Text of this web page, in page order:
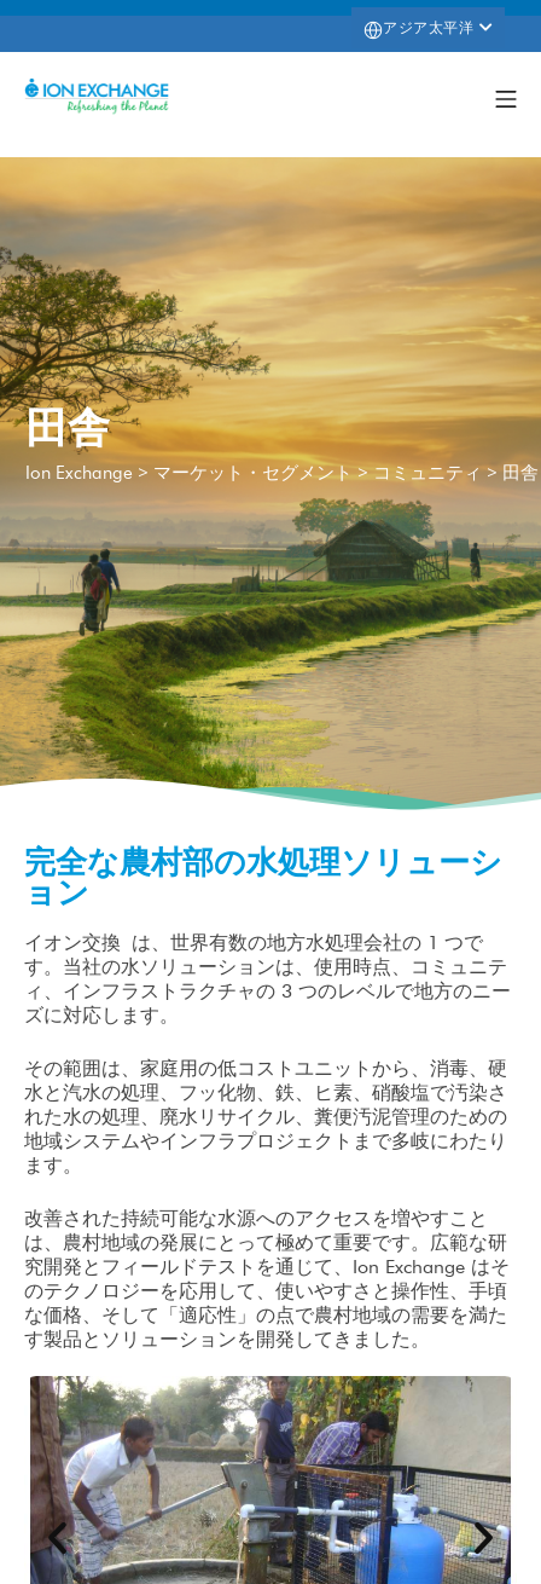
アジア太平洋
田舎
Ion Exchange > マーケット・セグメント> コミュニティ> 田舎
完全な農村部の水処理ソリューシ
ョン
イオン交換 は、世界有数の地方水処理会社の 1 つで
す。当社の水ソリューションは、使用時点、コミュニテ
ィ、インフラストラクチャの 3 つのレベルで地方のニー
ズに対応します。
その範囲は、家庭用の低コストユニットから、消毒、硬
水と汽水の処理、フッ化物、鉄、ヒ素、硝酸塩で汚染さ
れた水の処理、廃水リサイクル、糞便汚泥管理のための
地域システムやインフラプロジェクトまで多岐にわたり
ます。
改善された持続可能な水源へのアクセスを増やすこと
は、農村地域の発展にとって極めて重要です。広範な研
究開発とフィールドテストを通じて、Ion Exchange はそ
のテクノロジーを応用して、使いやすさと操作性、手頃
な価格、そして「適応性」の点で農村地域の需要を満た
す製品とソリューションを開発してきました。